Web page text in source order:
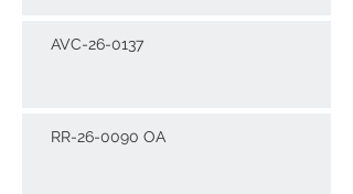
AVC-26-0137
RR-26-0090 OA